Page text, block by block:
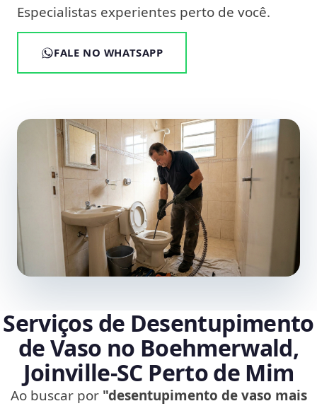
Especialistas experientes perto de você.
FALE NO WHATSAPP
Serviços de Desentupimento
de Vaso no Boehmerwald,
Joinville‑SC Perto de Mim
Ao buscar por "desentupimento de vaso mais